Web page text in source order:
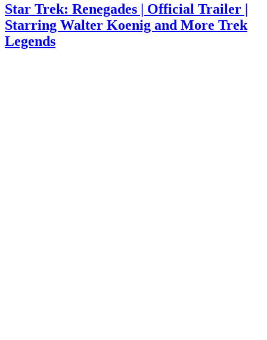
Star Trek: Renegades | Official Trailer |
Starring Walter Koenig and More Trek
Legends